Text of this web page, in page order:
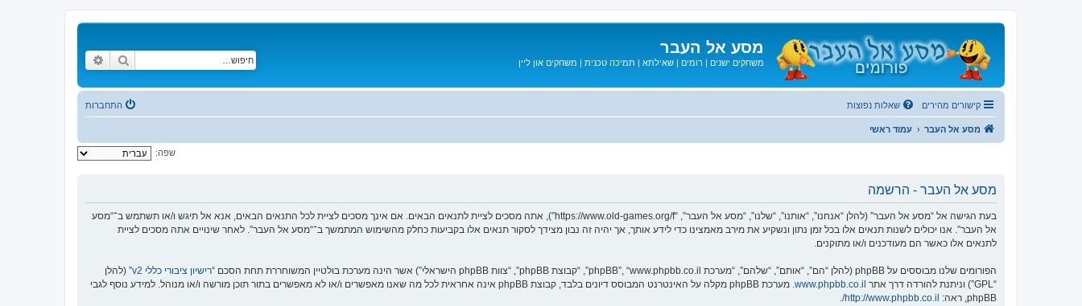
מסע אל העבר
משחקים ישנים | רומים | שאילתא | תמיכה טכנית | משחקים און ליין חיפוש
קישורים מהירים שאלות נפוצות התחברות
מסע אל העבר עמוד ראשי
שפה:
מסע אל העבר - הרשמה
בעת הגישה אל “מסע אל העבר” (להלן “אנחנו”, “אותנו”, “שלנו”, “מסע אל העבר”, “https://www.old-games.org/f”), אתה מסכים לציית לתנאים הבאים. אם אינך מסכים לציית לכל התנאים הבאים, אנא אל תיגש ו/או תשתמש ב־“מסע
אל העבר”. אנו יכולים לשנות תנאים אלו בכל זמן נתון ונשקיע את מירב מאמצינו כדי לידע אותך, אך יהיה זה נבון מצידך לסקור תנאים אלו בקביעות כחלק מהשימוש המתמשך ב־“מסע אל העבר”. לאחר שינויים אתה מסכים לציית
לתנאים אלו כאשר הם מעודכנים ו/או מתוקנים.
הפורומים שלנו מבוססים על phpBB (להלן “הם”, “אותם”, “שלהם”, “מערכת phpBB”, “www.phpbb.co.il”, “קבוצת phpBB”, “צוות phpBB הישראלי”) אשר הינה מערכת בולטיין המשוחררת תחת הסכם “ רישיון ציבורי כללי v2
” (להלן
“GPL”) וניתנת להורדה דרך אתר
www.phpbb.co.il
. מערכת phpBB מקלה על האינטרנט המבוסס דיונים בלבד, קבוצת phpBB אינה אחראית לכל מה שאנו מאפשרים ו/או לא מאפשרים בתור תוכן מורשה ו/או מנוהל. למידע נוסף לגבי
phpBB, ראה:
http://www.phpbb.co.il/